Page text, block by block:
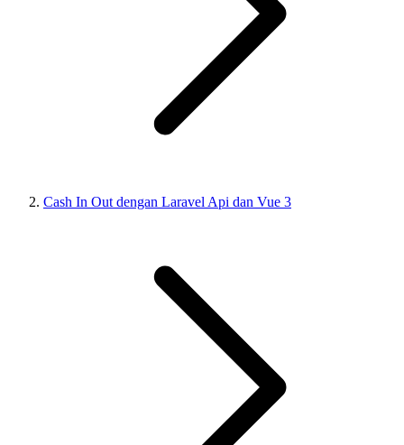
Cash In Out dengan Laravel Api dan Vue 3